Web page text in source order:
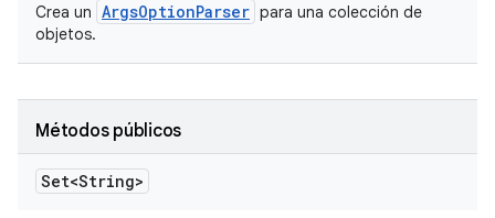
Crea un ArgsOptionParser para una colección de
objetos.
Métodos públicos
Set<String>